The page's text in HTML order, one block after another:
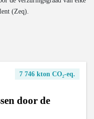
(Zeq).
7 746 kton CO₂-eq.
door de